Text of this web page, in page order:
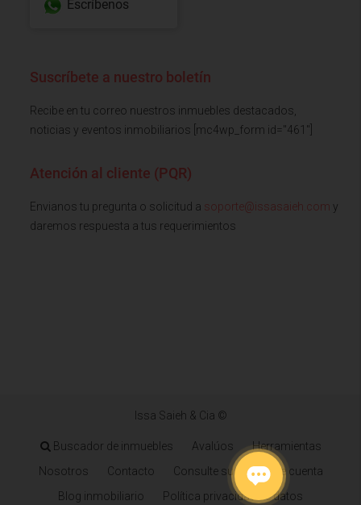
Escríbenos
Suscríbete a nuestro boletín
Recibe en tu correo nuestros inmuebles destacados,
noticias y eventos inmobiliarios [mc4wp_form id="461"]
Atención al cliente (PQR)
Envianos tu pregunta o solicitud a soporte@issasaieh.com y
daremos respuesta a tus requerimientos
Issa Saieh & Cia ©
Buscador de inmuebles Avalúos
Herramientas
Nosotros
Contacto
Consulte su estado de cuenta
Blog inmobiliario
Política privacidad de datos